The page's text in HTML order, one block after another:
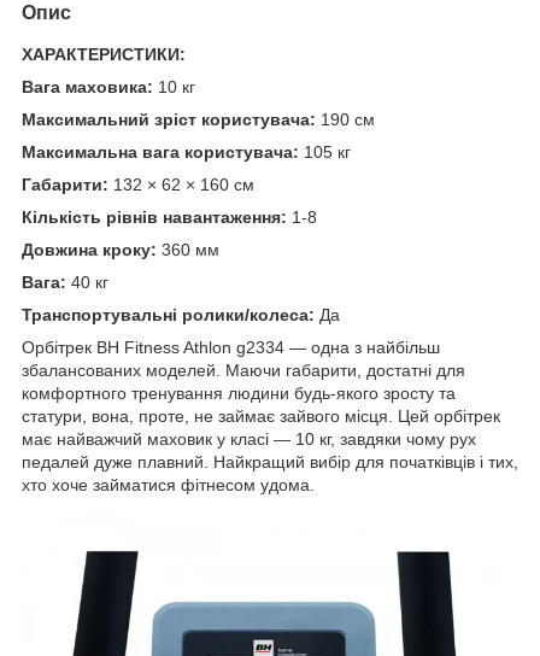
Опис
ХАРАКТЕРИСТИКИ:
Вага маховика: 10 кг
Максимальний зріст користувача: 190 см
Максимальна вага користувача: 105 кг
Габарити: 132 × 62 × 160 см
Кількість рівнів навантаження: 1-8
Довжина кроку: 360 мм
Вага: 40 кг
Транспортувальні ролики/колеса: Да
Орбітрек BH Fitness Athlon g2334 — одна з найбільш
збалансованих моделей. Маючи габарити, достатні для
комфортного тренування людини будь-якого зросту та
статури, вона, проте, не займає зайвого місця. Цей орбітрек
має найважчий маховик у класі — 10 кг, завдяки чому рух
педалей дуже плавний. Найкращий вибір для початківців і тих,
хто хоче займатися фітнесом удома.